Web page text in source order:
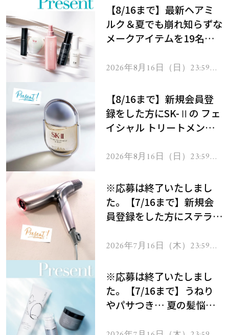
【8/16まで】最新ヘアミ
ルク＆夏でも崩れ知らずな
メークアイテムを19名様
2026年8月16日（日）23:59ま
【8/16まで】新規会員登
録をした方にSK-Ⅱの フェ
イシャル トリートメント
2026年8月16日（日）23:59ま
※応募は終了いたしまし
た。【7/16まで】新規会
員登録をした方にステラボ
ヘアドライヤー ジュエル
2026年7月16日（木）23:59ま
※応募は終了いたしまし
た。【7/16まで】うねり
やパサつき… 夏の髪悩み